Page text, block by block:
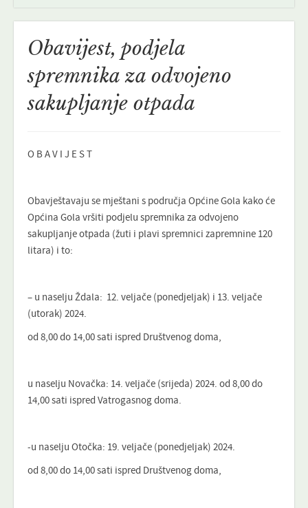
Obavijest, podjela
spremnika za odvojeno
sakupljanje otpada
O B A V I J E S T
Obavještavaju se mještani s područja Općine Gola kako će
Općina Gola vršiti podjelu spremnika za odvojeno
sakupljanje otpada (žuti i plavi spremnici zapremnine 120
litara) i to:
– u naselju Ždala: 12. veljače (ponedjeljak) i 13. veljače
(utorak) 2024.
od 8,00 do 14,00 sati ispred Društvenog doma,
u naselju Novačka: 14. veljače (srijeda) 2024. od 8,00 do
14,00 sati ispred Vatrogasnog doma.
-u naselju Otočka: 19. veljače (ponedjeljak) 2024.
od 8,00 do 14,00 sati ispred Društvenog doma,